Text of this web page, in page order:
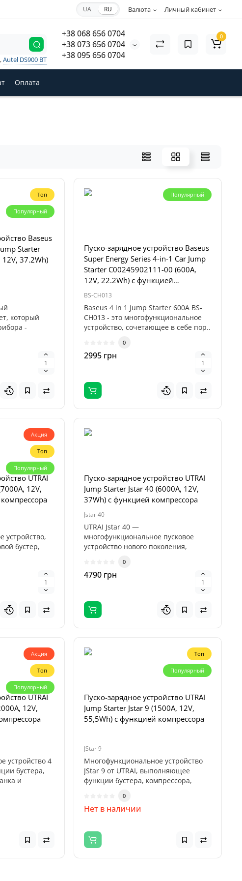
Личный кабинет
Валюта
UA RU
+38 068 656 0704
+38 073 656 0704
+38 095 656 0704
Autel DS900 BT
0
Оплата
Топ
Популярный
Baseus
Starter
12V, 37.2Wh)
который
-
Популярный
Пуско-зарядное устройство Baseus
Super Energy Series 4-in-1 Car Jump
Starter C00245902111-00 (600A,
12V, 22.2Wh) с функцией
компрессора
BS-CH013
Baseus 4 in 1 Jump Starter 600A BS-
CH013 - это многофункциональное
устройство, сочетающее в себе пор..
0
2995 грн
Акция
Топ
Популярный
UTRAI
12V,
устройство,
бустер,
Пуско-зарядное устройство UTRAI
Jump Starter Jstar 40 (6000А, 12V,
37Wh) с функцией компрессора
Jstar 40
UTRAI Jstar 40 —
многофункциональное пусковое
устройство нового поколения,
0
4790 грн
Акция
Топ
Популярный
UTRAI
12V,
устройство 4
бустера,
и
Топ
Популярный
Пуско-зарядное устройство UTRAI
Jump Starter Jstar 9 (1500А, 12V,
55,5Wh) с функцией компрессора
JStar 9
Многофункциональное устройство
JStar 9 от UTRAI, выполняющее
функции бустера, компрессора,
0
Нет в наличии